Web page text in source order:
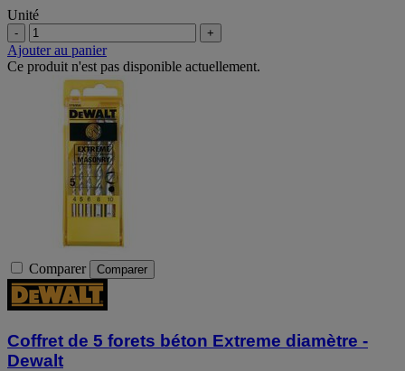
Unité
- +
Ajouter au panier
Ce produit n'est pas disponible actuellement.
Comparer Comparer
Coffret de 5 forets béton Extreme diamètre -
Dewalt